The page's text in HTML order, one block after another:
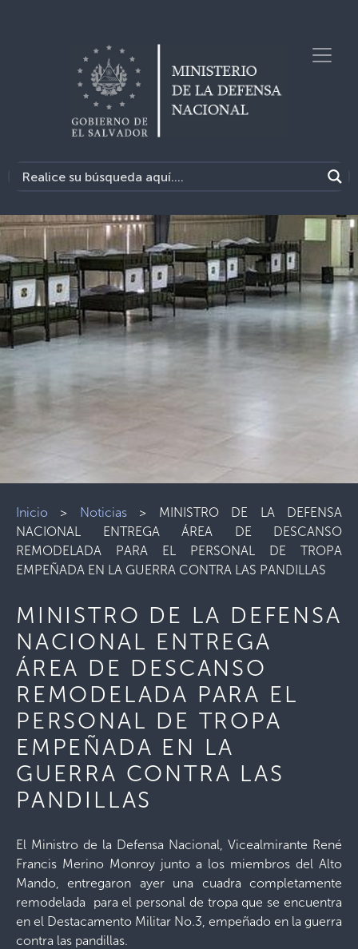
Inicio > Noticias> MINISTRO DE LA DEFENSA
NACIONAL ENTREGA ÁREA DE DESCANSO
REMODELADA PARA EL PERSONAL DE TROPA
EMPEÑADA EN LA GUERRA CONTRA LAS PANDILLAS
MINISTRO DE LA DEFENSA
NACIONAL ENTREGA
ÁREA DE DESCANSO
REMODELADA PARA EL
PERSONAL DE TROPA
EMPEÑADA EN LA
GUERRA CONTRA LAS
PANDILLAS
El Ministro de la Defensa Nacional, Vicealmirante René
Francis Merino Monroy junto a los miembros del Alto
Mando, entregaron ayer una cuadra completamente
remodelada para el personal de tropa que se encuentra
en el Destacamento Militar No.3, empeñado en la guerra
contra las pandillas.